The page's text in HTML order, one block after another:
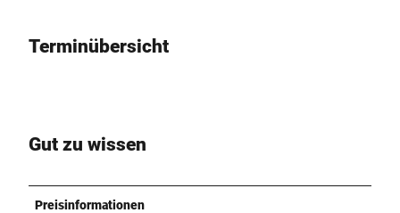
Terminübersicht
Gut zu wissen
Preisinformationen